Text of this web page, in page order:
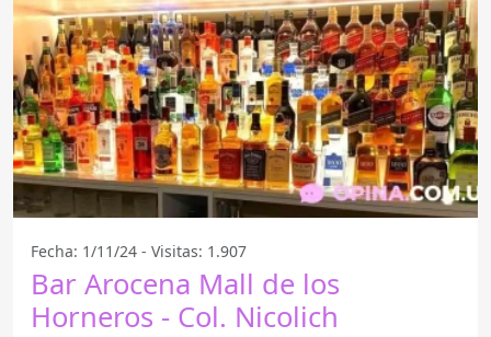
Fecha: 1/11/24 - Visitas: 1.907
Bar Arocena Mall de los
Horneros - Col. Nicolich